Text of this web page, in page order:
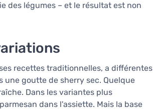
des légumes – et le résultat est non
recettes traditionnelles, a différentes
une goutte de sherry sec. Quelque
Dans les variantes plus
dans l'assiette. Mais la base